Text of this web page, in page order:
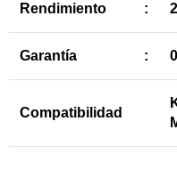
Rendimiento :
Garantía :
Compatibilidad